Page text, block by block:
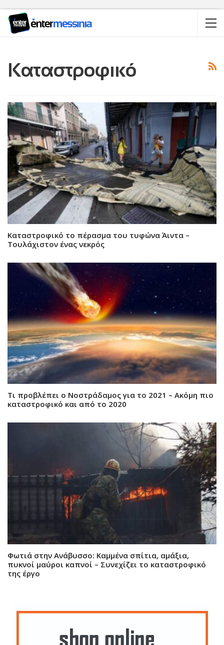
Καταστροφικό
Καταστροφικό το πέρασμα του τυφώνα Άιντα –
Τουλάχιστον ένας νεκρός
Τι προβλέπει ο Νοστράδαμος για το 2021 – Ακόμη πιο
καταστροφικό και από το 2020
Φωτιά στην Ανάβυσσο: Καμμένα σπίτια, αμάξια,
πυκνοί μαύροι καπνοί – Συνεχίζει το καταστροφικό
της έργο